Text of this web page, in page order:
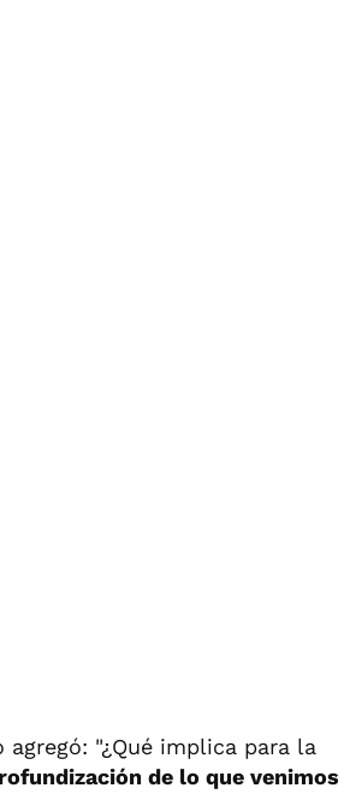
agregó: "¿Qué implica para la
de lo que venimos